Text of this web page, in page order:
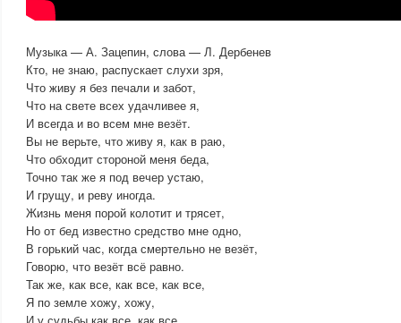
Музыка — А. Зацепин, слова — Л. Дербенев
Кто, не знаю, распускает слухи зря,
Что живу я без печали и забот,
Что на свете всех удачливее я,
И всегда и во всем мне везёт.
Вы не верьте, что живу я, как в раю,
Что обходит стороной меня беда,
Точно так же я под вечер устаю,
И грущу, и реву иногда.
Жизнь меня порой колотит и трясет,
Но от бед известно средство мне одно,
В горький час, когда смертельно не везёт,
Говорю, что везёт всё равно.
Так же, как все, как все, как все,
Я по земле хожу, хожу,